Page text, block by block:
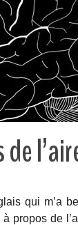
qui m’a
propos de